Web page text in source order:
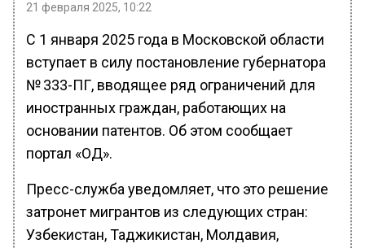
21 февраля 2025, 10:22
С 1 января 2025 года в Московской области
вступает в силу постановление губернатора
№ 333-ПГ, вводящее ряд ограничений для
иностранных граждан, работающих на
основании патентов. Об этом сообщает
портал «ОД».
Пресс-служба уведомляет, что это решение
затронет мигрантов из следующих стран:
Узбекистан, Таджикистан, Молдавия,